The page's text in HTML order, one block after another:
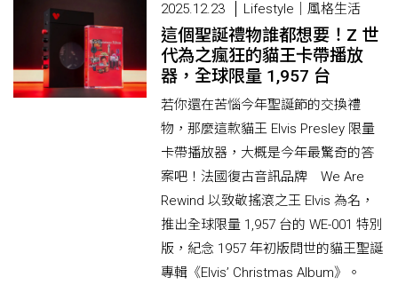
2025.12.23 Lifestyle｜風格生活
這個聖誕禮物誰都想要！Z 世
代為之瘋狂的貓王卡帶播放
器，全球限量 1,957 台
若你還在苦惱今年聖誕節的交換禮
物，那麼這款貓王 Elvis Presley 限量
卡帶播放器，大概是今年最驚奇的答
案吧！法國復古音訊品牌 We Are
Rewind 以致敬搖滾之王 Elvis 為名，
推出全球限量 1,957 台的 WE-001 特別
版，紀念 1957 年初版問世的貓王聖誕
專輯《Elvis’ Christmas Album》。